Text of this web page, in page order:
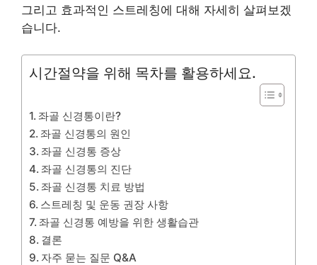
그리고 효과적인 스트레칭에 대해 자세히 살펴보겠
습니다.
시간절약을 위해 목차를 활용하세요.
좌골 신경통이란?
좌골 신경통의 원인
좌골 신경통 증상
좌골 신경통의 진단
좌골 신경통 치료 방법
스트레칭 및 운동 권장 사항
좌골 신경통 예방을 위한 생활습관
결론
자주 묻는 질문 Q&A